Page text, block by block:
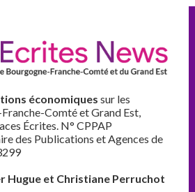
économiques sur les
Comté et Grand Est,
Écrites. N° CPPAP
des Publications et Agences de
Hugue et Christiane Perruchot